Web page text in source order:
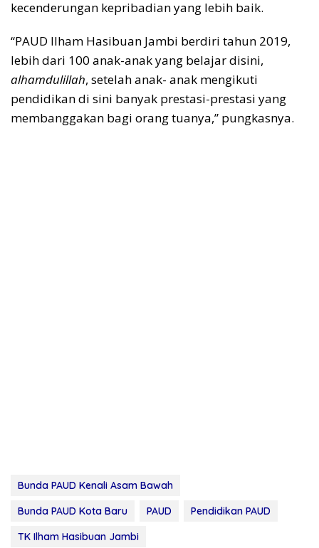
kecenderungan kepribadian yang lebih baik.
“PAUD Ilham Hasibuan Jambi berdiri tahun 2019,
lebih dari 100 anak-anak yang belajar disini,
alhamdulillah, setelah anak- anak mengikuti
pendidikan di sini banyak prestasi-prestasi yang
membanggakan bagi orang tuanya,” pungkasnya.
Bunda PAUD Kenali Asam Bawah
Bunda PAUD Kota Baru
PAUD
Pendidikan PAUD
TK Ilham Hasibuan Jambi